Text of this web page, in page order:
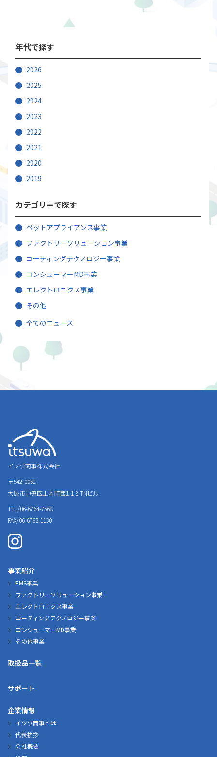
年代で探す
2026
2025
2024
2023
2022
2021
2020
2019
カテゴリーで探す
ペットアプライアンス事業
ファクトリーソリューション事業
コーティングテクノロジー事業
コンシューマーMD事業
エレクトロニクス事業
その他
全てのニュース
イツワ商事株式会社
〒542-0062
大阪市中央区上本町西1-1-8TNビル
TEL/06-6764-7568
FAX/06-6763-1130
事業紹介
EMS事業
ファクトリーソリューション事業
エレクトロニクス事業
コーティングテクノロジー事業
コンシューマーMD事業
その他事業
取扱品一覧
サポート
企業情報
イツワ商事とは
代表挨拶
会社概要